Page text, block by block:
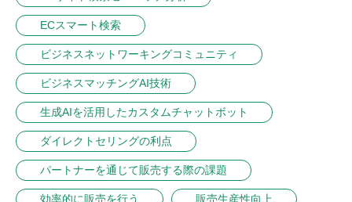
ECスマート検索
ビジネスネットワーキングコミュニティ
ビジネスマッチングAI技術
生成AIを活用したカスタムチャットボット
ダイレクトセリングの利点
パートナーを通じて販売する際の課題
効率的に販売を行う 販売生産性向上